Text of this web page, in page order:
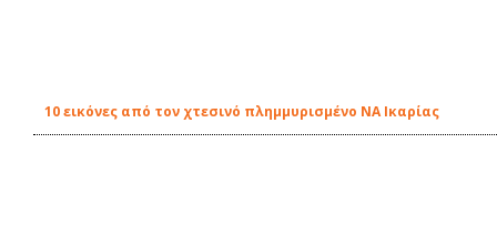
10 εικόνες από τον χτεσινό πλημμυρισμένο ΝΑ Ικαρίας